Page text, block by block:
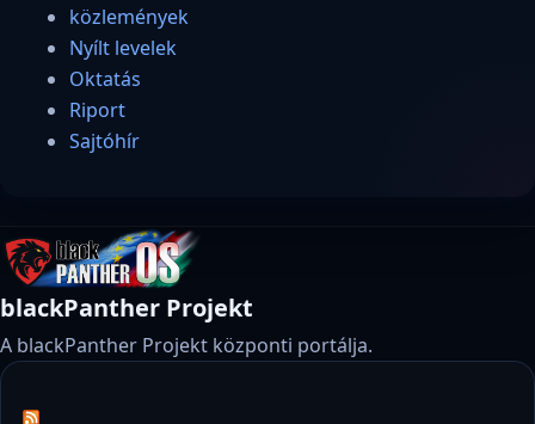
közlemények
Nyílt levelek
Oktatás
Riport
Sajtóhír
blackPanther Projekt
A blackPanther Projekt központi portálja.